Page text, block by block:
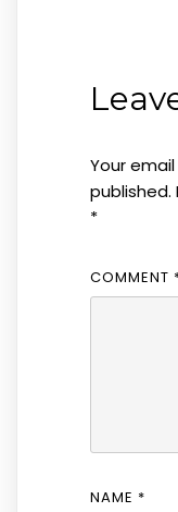
Your
published.
*
COMMENT
NAME *